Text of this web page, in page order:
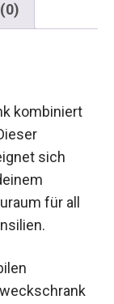
kombiniert
sich
für all